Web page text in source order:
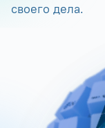
своего дела.